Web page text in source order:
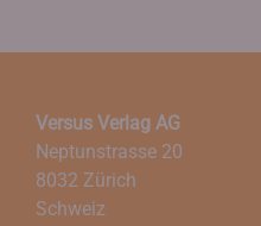
Versus Verlag AG
Neptunstrasse 20
8032 Zürich
Schweiz